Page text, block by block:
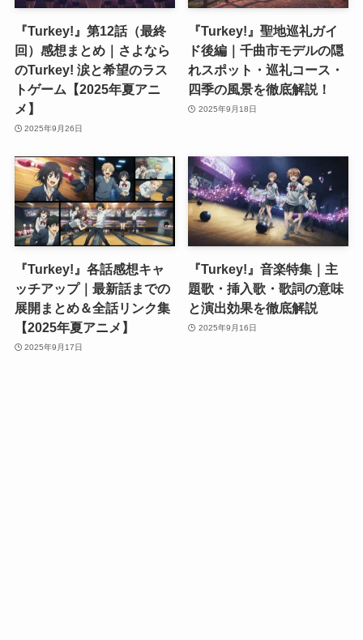
『Turkey!』第12話（最終
回）感想まとめ｜さよなら
のTurkey! 涙と希望のラス
トゲーム【2025年夏アニ
メ】
2025年9月26日
『Turkey!』聖地巡礼ガイ
ド後編｜千曲市モデルの隠
れスポット・巡礼コース・
四季の風景を徹底解説！
2025年9月18日
『Turkey!』各話感想キャ
ッチアップ｜最新話までの
展開まとめ＆全話リンク集
【2025年夏アニメ】
2025年9月17日
『Turkey!』音楽特集｜主
題歌・挿入歌・歌詞の意味
と演出効果を徹底解説
2025年9月16日